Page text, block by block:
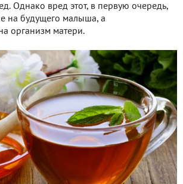
Однако вред этот, в первую очередь,
на будущего малыша, а
организм матери.